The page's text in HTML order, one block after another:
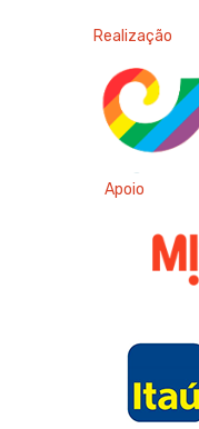
Realização
Apoio